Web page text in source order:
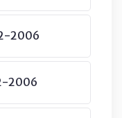
2006
2006